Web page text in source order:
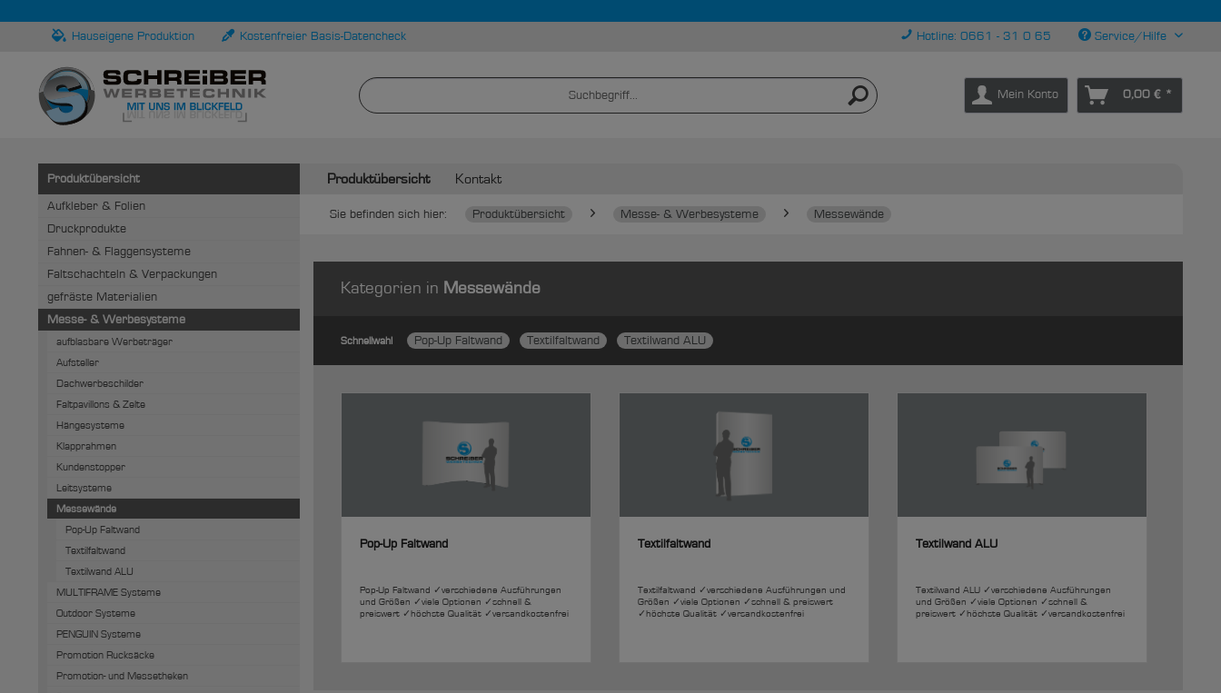
Hauseigene Produktion Kostenfreier Basis-Datencheck Hotline: 0661 - 31 0 65 Service/Hilfe
Mein Konto 0,00 € *
Produktübersicht
Aufkleber & Folien
Druckprodukte
Fahnen- & Flaggensysteme
Faltschachteln & Verpackungen
gefräste Materialien
Messe- & Werbesysteme
aufblasbare Werbeträger
Aufsteller
Dachwerbeschilder
Faltpavillons & Zelte
Hängesysteme
Klapprahmen
Kundenstopper
Leitsysteme
Messewände
Pop-Up Faltwand
Textilfaltwand
Textilwand ALU
MULTIFRAME Systeme
Outdoor Systeme
PENGUIN Systeme
Promotion Rucksäcke
Promotion- und Messetheken
Produktübersicht Kontakt
Sie befinden sich hier: Produktübersicht Messe- & Werbesysteme Messewände
Kategorien in Messewände
Schnellwahl Pop-Up Faltwand Textilfaltwand Textilwand ALU
Pop-Up Faltwand
Pop-Up Faltwand ✓verschiedene Ausführungen
und Größen ✓viele Optionen ✓schnell &
preiswert ✓höchste Qualität ✓versandkostenfrei
Textilfaltwand
Textilfaltwand ✓verschiedene Ausführungen und
Größen ✓viele Optionen ✓schnell & preiswert
✓höchste Qualität ✓versandkostenfrei
Textilwand ALU
Textilwand ALU ✓verschiedene Ausführungen
und Größen ✓viele Optionen ✓schnell &
preiswert ✓höchste Qualität ✓versandkostenfrei